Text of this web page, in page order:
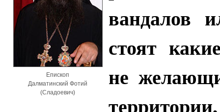
Епископ
Далматинский Фотий
(Сладоевич)
вандалов
стоят
не